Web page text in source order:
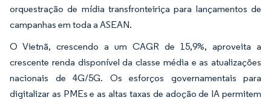
orquestração de mídia transfronteiriça para lançamentos de
campanhas em toda a ASEAN.
O Vietnã, crescendo a um CAGR de 15,9%, aproveita a
crescente renda disponível da classe média e as atualizações
nacionais de 4G/5G. Os esforços governamentais para
digitalizar as PMEs e as altas taxas de adoção de IA permitem